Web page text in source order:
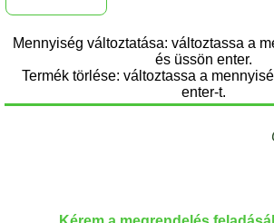
Mennyiség változtatása: változtassa a
és üssön enter.
Termék törlése: változtassa a
enter-t.